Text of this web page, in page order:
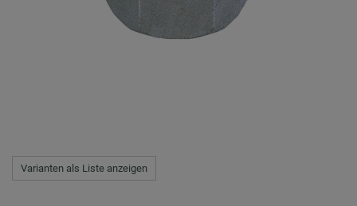
Varianten als Liste anzeigen